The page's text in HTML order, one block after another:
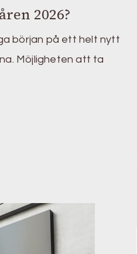
2026?
början på ett helt nytt
Möjligheten att ta